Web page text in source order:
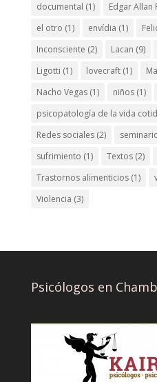
documental (1) Edgar Allan
el otro (1) envídia (1)
Inconsciente (2) Lacan (9)
Ligotti (1) lovecraft(1)
Nacho Vegas(1) niños(1)
psicopatología de la vida
Redes sociales(2)
sufrimiento (1) Textos(2)
Trastornos alimenticios(1)
Violencia (3)
Psicólogos en